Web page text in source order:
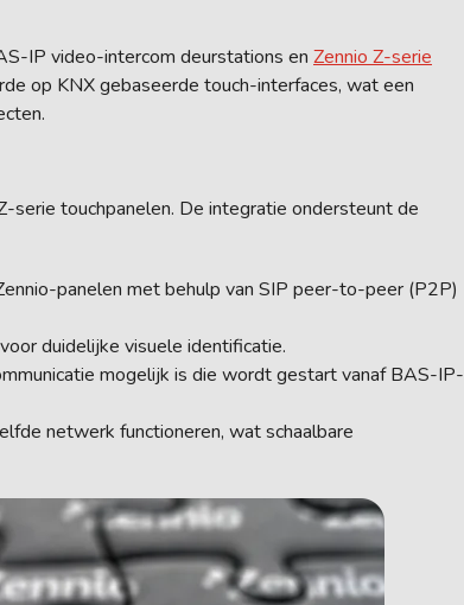
IP video-intercom deurstations en Zennio Z-serie
op KNX gebaseerde touch-interfaces, wat een
touchpanelen. De integratie ondersteunt de
panelen met behulp van SIP peer-to-peer (P2P)
duidelijke visuele identificatie.
mogelijk is die wordt gestart vanaf BAS-IP-
netwerk functioneren, wat schaalbare